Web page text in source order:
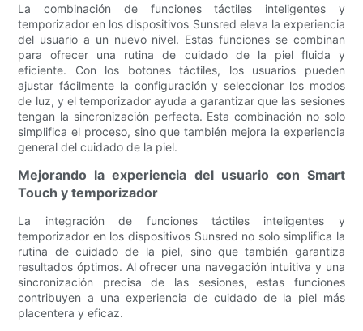
La combinación de funciones táctiles inteligentes y
temporizador en los dispositivos Sunsred eleva la experiencia
del usuario a un nuevo nivel. Estas funciones se combinan
para ofrecer una rutina de cuidado de la piel fluida y
eficiente. Con los botones táctiles, los usuarios pueden
ajustar fácilmente la configuración y seleccionar los modos
de luz, y el temporizador ayuda a garantizar que las sesiones
tengan la sincronización perfecta. Esta combinación no solo
simplifica el proceso, sino que también mejora la experiencia
general del cuidado de la piel.
Mejorando la experiencia del usuario con Smart
Touch y temporizador
La integración de funciones táctiles inteligentes y
temporizador en los dispositivos Sunsred no solo simplifica la
rutina de cuidado de la piel, sino que también garantiza
resultados óptimos. Al ofrecer una navegación intuitiva y una
sincronización precisa de las sesiones, estas funciones
contribuyen a una experiencia de cuidado de la piel más
placentera y eficaz.